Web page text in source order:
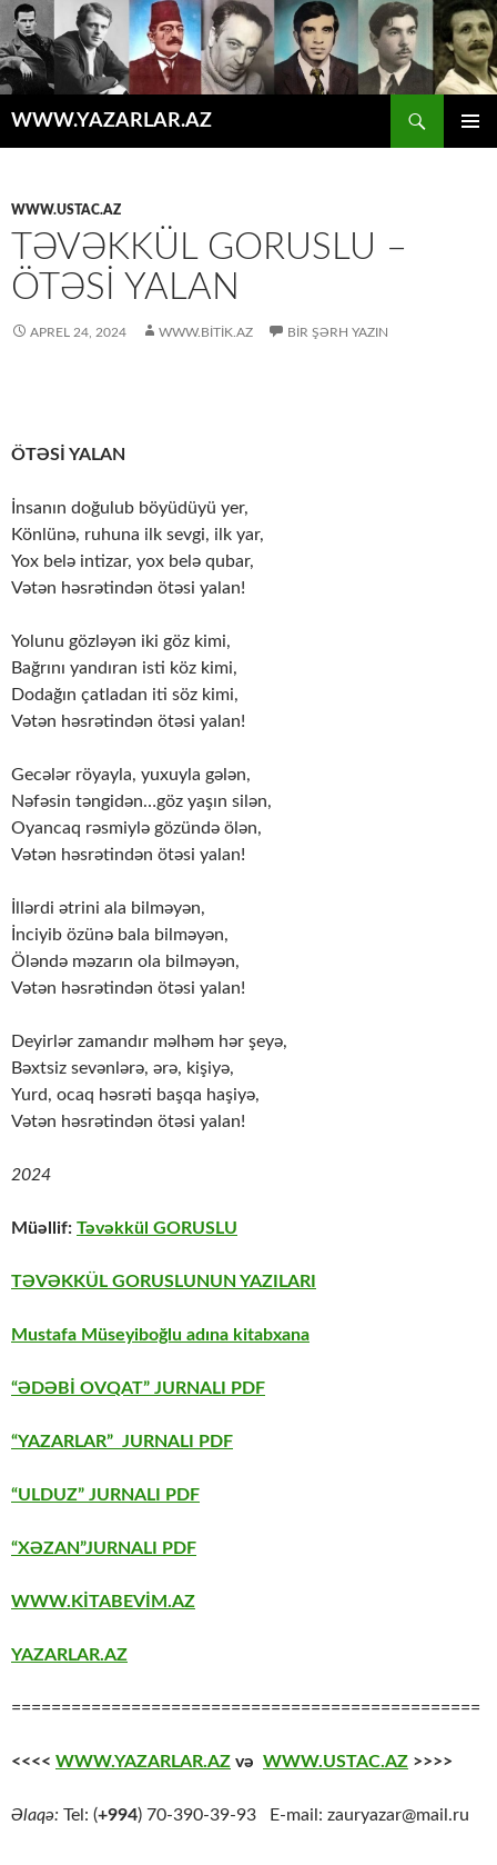
WWW.YAZARLAR.AZ
WWW.USTAC.AZ
TƏVƏKKÜL GORUSLU –
ÖTƏSİ YALAN
APREL 24, 2024 WWW.BITIK.AZ BIR ŞƏRH YAZIN
ÖTƏSİ YALAN
İnsanın doğulub böyüdüyü yer,
Könlünə, ruhuna ilk sevgi, ilk yar,
Yox belə intizar, yox belə qubar,
Vətən həsrətindən ötəsi yalan!
Yolunu gözləyən iki göz kimi,
Bağrını yandıran isti köz kimi,
Dodağın çatladan iti söz kimi,
Vətən həsrətindən ötəsi yalan!
Gecələr röyayla, yuxuyla gələn,
Nəfəsin təngidən…göz yaşın silən,
Oyancaq rəsmiylə gözündə ölən,
Vətən həsrətindən ötəsi yalan!
İllərdi ətrini ala bilməyən,
İnciyib özünə bala bilməyən,
Öləndə məzarın ola bilməyən,
Vətən həsrətindən ötəsi yalan!
Deyirlər zamandır məlhəm hər şeyə,
Bəxtsiz sevənlərə, ərə, kişiyə,
Yurd, ocaq həsrəti başqa haşiyə,
Vətən həsrətindən ötəsi yalan!
2024
Müəllif: Təvəkkül GORUSLU
TƏVƏKKÜL GORUSLUNUN YAZILARI
Mustafa Müseyiboğlu adına kitabxana
“ƏDƏBİ OVQAT” JURNALI PDF
“YAZARLAR” JURNALI PDF
“ULDUZ” JURNALI PDF
“XƏZAN”JURNALI PDF
WWW.KİTABEVİM.AZ
YAZARLAR.AZ
===============================================
<<<< WWW.YAZARLAR.AZ və WWW.USTAC.AZ >>>>
Əlaqə: Tel: (+994) 70-390-39-93 E-mail: zauryazar@mail.ru